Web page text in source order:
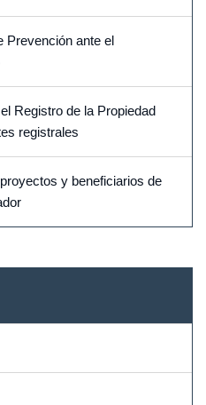
Prevención ante el
Registro de la Propiedad
registrales
y beneficiarios de